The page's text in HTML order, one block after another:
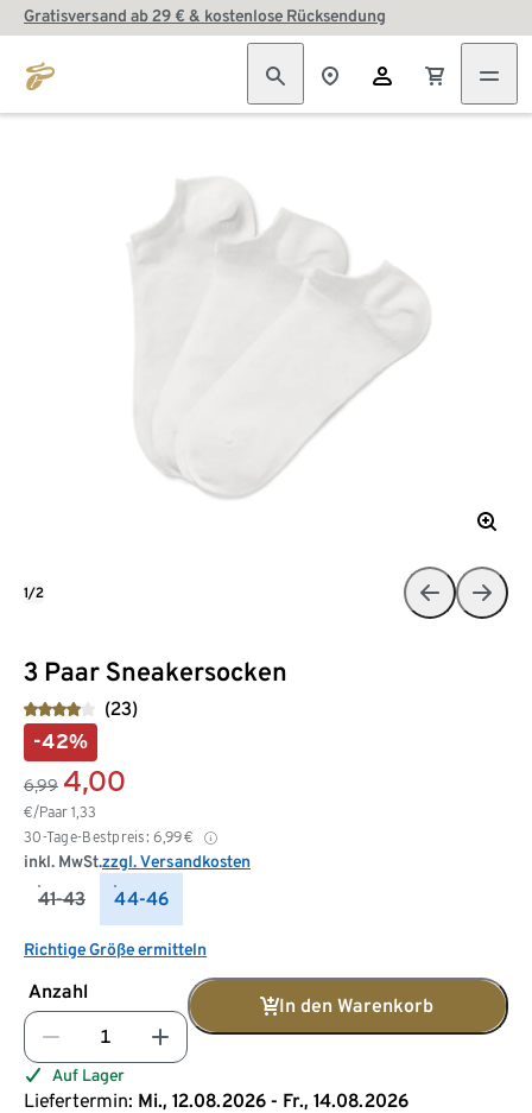
Gratisversand ab 29 € & kostenlose Rücksendung
3 Paar Sneakersocken
(23)
-42%
6,99 4,00
€/Paar 1,33
30-Tage-Bestpreis: 6,99€
inkl. MwSt.zzgl. Versandkosten
41-43 44-46
Richtige Größe ermitteln
Anzahl
In den Warenkorb
Auf Lager
Liefertermin: Mi., 12.08.2026 - Fr., 14.08.2026
1/2